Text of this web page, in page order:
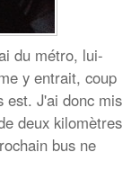
du métro, lui-
y entrait, coup
est. J'ai donc mis
deux kilomètres
bus ne